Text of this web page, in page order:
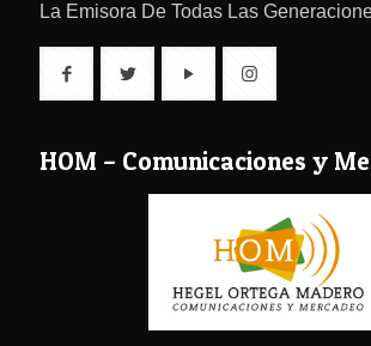
La Emisora De Todas Las
HOM – Comunicaciones y